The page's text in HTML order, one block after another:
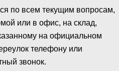
по всем текущим вопросам,
или в офис, на склад,
на официальном
телефону или
звонок.